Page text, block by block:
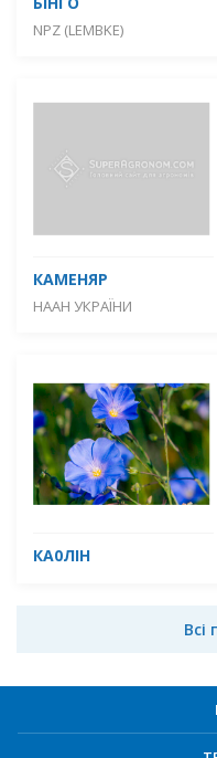
NPZ (LEMBKE)
КАМЕНЯР
НААН УКРАЇНИ
КА0ЛІН
Всі